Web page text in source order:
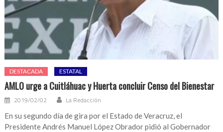
DESTACADA ESTATAL
AMLO urge a Cuitláhuac y Huerta concluir Censo del Bienestar
2019/02/02 La Redacción
En su segundo día de gira por el Estado de Veracruz, el
Presidente Andrés Manuel López Obrador pidió al Gobernador